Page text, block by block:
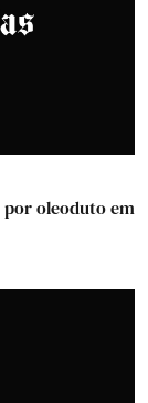
oleoduto em